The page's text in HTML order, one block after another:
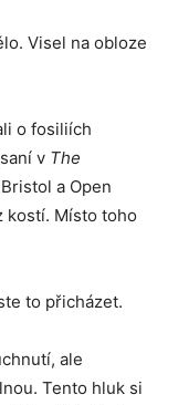
Visel na obloze
o fosiliích
v The
a Open
kostí. Místo toho
to přicházet.
ale
Tento hluk si